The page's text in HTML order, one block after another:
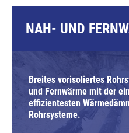
NAH- UND
Breites vorisoliertes
und Fernwärme mit der
effizientesten
Rohrsysteme.